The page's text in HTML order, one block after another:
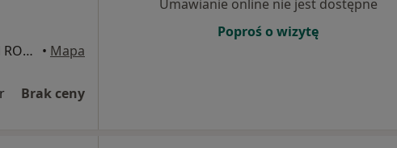
Obornicka 229 lok. 204, (nieopodal RONDA OBORNICKIEGO, naprzeciwko marketu ALDI,"Galeria Arkada"), Poznań • Mapa
Brak ceny
Umawianie online nie jest dostępne
Poproś o wizytę